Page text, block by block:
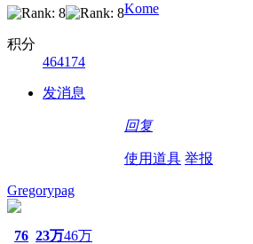
积分
464174
发消息
Kome
回复
使用道具 举报
Gregorypag
76 23万46万